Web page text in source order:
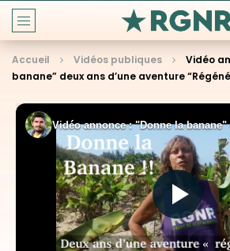
Accueil Vidéos publiques
Vidéo
banane” deux ans d’une aventure